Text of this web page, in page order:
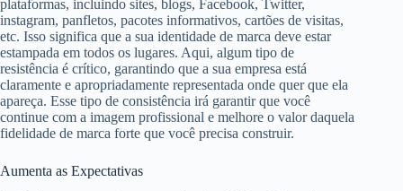
plataformas, incluindo sites, blogs, Facebook, Twitter,
instagram, panfletos, pacotes informativos, cartões de visitas,
etc. Isso significa que a sua identidade de marca deve estar
estampada em todos os lugares. Aqui, algum tipo de
resistência é crítico, garantindo que a sua empresa está
claramente e apropriadamente representada onde quer que ela
apareça. Esse tipo de consistência irá garantir que você
continue com a imagem profissional e melhore o valor daquela
fidelidade de marca forte que você precisa construir.
Aumenta as Expectativas